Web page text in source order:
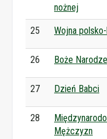
nożnej
25 Wojna
26 Boże
27 Dzień Babci
28
Mężczyzn